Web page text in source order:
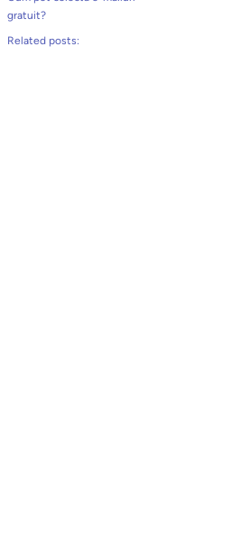
gratuit?
Related posts: